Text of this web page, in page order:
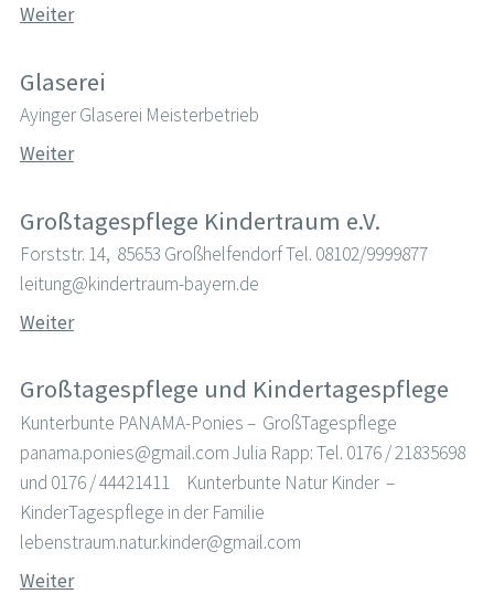
Weiter
Glaserei
Ayinger Glaserei Meisterbetrieb
Weiter
Großtagespflege Kindertraum e.V.
Forststr. 14, 85653 Großhelfendorf Tel. 08102/9999877
leitung@kindertraum-bayern.de
Weiter
Großtagespflege und Kindertagespflege
Kunterbunte PANAMA-Ponies – GroßTagespflege
panama.ponies@gmail.com Julia Rapp: Tel. 0176 / 21835698
und 0176 / 44421411 Kunterbunte Natur Kinder –
KinderTagespflege in der Familie
lebenstraum.natur.kinder@gmail.com
Weiter